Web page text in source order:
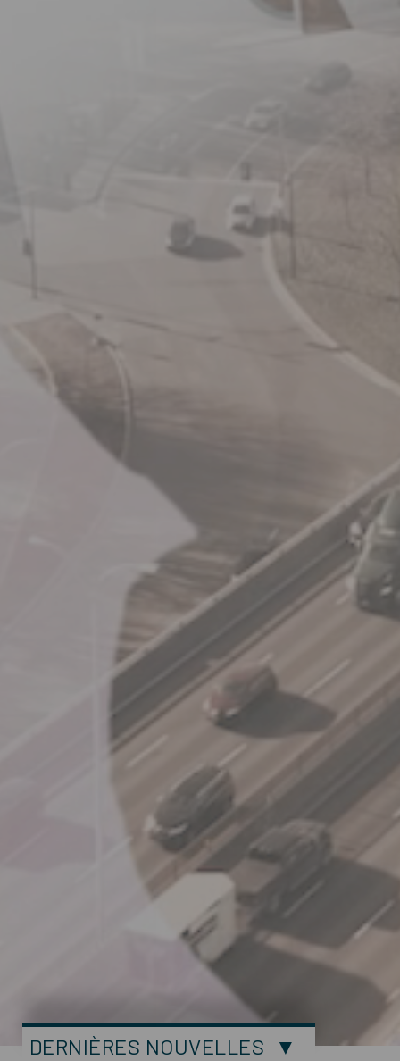
DERNIÈRES NOUVELLES